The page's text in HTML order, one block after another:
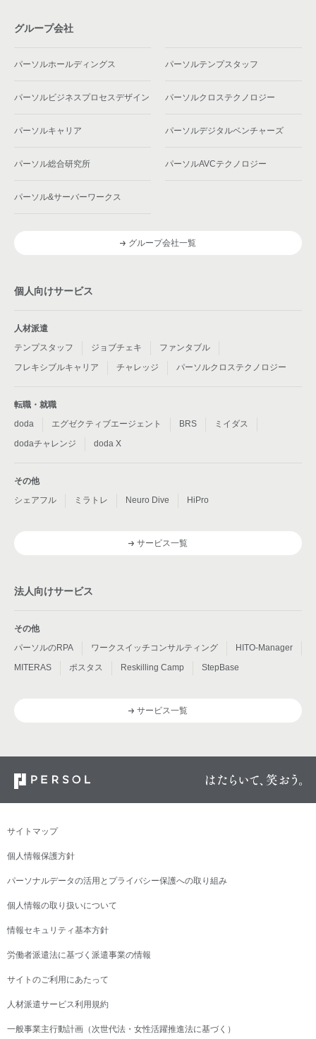
グループ会社
パーソルホールディングス パーソルテンプスタッフ
パーソルビジネスプロセスデザイン パーソルクロステクノロジー
パーソルキャリア パーソルデジタルベンチャーズ
パーソル総合研究所 パーソルAVCテクノロジー
パーソル&サーバーワークス
グループ会社一覧
個人向けサービス
人材派遣
テンプスタッフ
ジョブチェキ
ファンタブル
フレキシブルキャリア
チャレッジ パーソルクロステクノロジー
転職・就職
doda
エグゼクティブエージェント BRS
ミイダス
dodaチャレンジ
doda X
その他
シェアフル
ミラトレ Neuro Dive HiPro
サービス一覧
法人向けサービス
その他
パーソルのRPA
ワークスイッチコンサルティング
HITO-Manager
MITERAS
ポスタス Reskilling Camp StepBase
サービス一覧
サイトマップ
個人情報保護方針
パーソナルデータの活用とプライバシー保護への取り組み
個人情報の取り扱いについて
情報セキュリティ基本方針
労働者派遣法に基づく派遣事業の情報
サイトのご利用にあたって
人材派遣サービス利用規約
一般事業主行動計画（次世代法・女性活躍推進法に基づく）